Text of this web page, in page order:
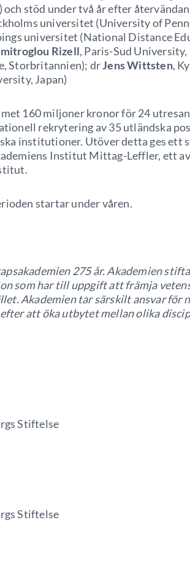
stöd under två år efter
universitet (University of
universitet (National Distance
Rizell, Paris-Sud
Storbritannien); drJens Wittsten,
Japan)
160 miljoner kronor för 24
rekrytering av 35 utländska
institutioner. Utöver detta ges ett
Institut Mittag-Leffler, ett
startar under våren.
275 år. Akademien
som har till uppgift att främja
Akademien tar särskilt ansvar för
att öka utbytet mellan olika
Stiftelse
Stiftelse